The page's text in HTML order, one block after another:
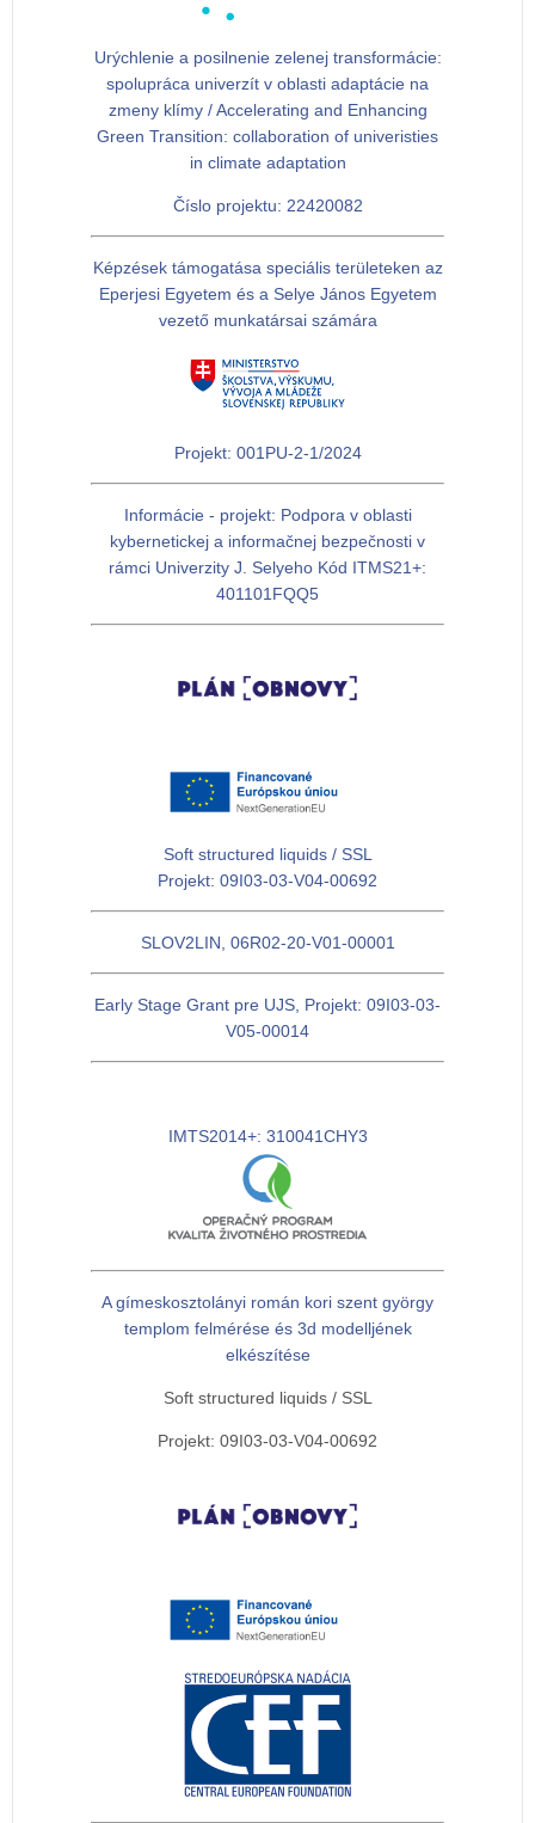
Urýchlenie a posilnenie zelenej transformácie:
spolupráca univerzít v oblasti adaptácie na
zmeny klímy / Accelerating and Enhancing
Green Transition: collaboration of univeristies
in climate adaptation
Číslo projektu: 22420082
Képzések támogatása speciális területeken az
Eperjesi Egyetem és a Selye János Egyetem
vezető munkatársai számára
Projekt: 001PU-2-1/2024
Informácie - projekt: Podpora v oblasti
kybernetickej a informačnej bezpečnosti v
rámci Univerzity J. Selyeho Kód ITMS21+:
401101FQQ5
Soft structured liquids / SSL
Projekt: 09I03-03-V04-00692
SLOV2LIN, 06R02-20-V01-00001
Early Stage Grant pre UJS, Projekt: 09I03-03-
V05-00014
IMTS2014+: 310041CHY3
A gímeskosztolányi román kori szent györgy
templom felmérése és 3d modelljének
elkészítése
Soft structured liquids / SSL
Projekt: 09I03-03-V04-00692